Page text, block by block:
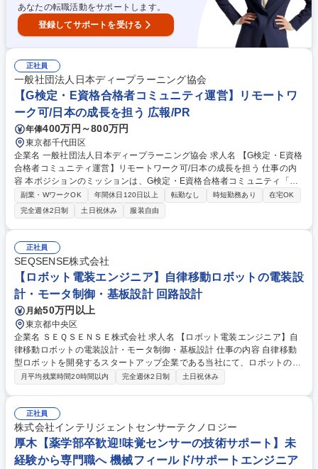
あなたの転職活動をサポートします。
登録してサポートを受ける
正社員
一般社団法人日本ディープラーニング協会
【G検定・E資格合格者コミュニティ運営】リモートワ
ーク可/日本の成長を担う 広報/PR
年俸400万円～800万円
東京都千代田区
企業名 一般社団法人日本ディープラーニング協会 求人名 【G検定・E資格
合格者コミュニティ運営】リモートワーク可/日本の成長を担う 仕事の内
容 本ポジションのミッションは、G検定・E資格合格者コミュニティ「CD
LE」における各種施策が、継続的かつ安定的に回り続ける運用体制を確立
することです。 セミナーやイベント、講師派遣など複数の施策を横断しな
がら、進捗管理・契約／精算対応・業務フロー整理を通じて安定的なコミ
ュニティ運営を担っていただくとともに、事務局内外のハブとして施策推
進・実行いただきます。【具体的には】・セミナー/イベント/支援施策の
進捗管理シート更新・進捗リマインド・取引先との契約書対応・請求/支
払/精算情報の整理・事務局連携・メンバーへのヒアリングによる業務実態
把握 等 募集職種 【G検定・E資格合格者コミュニティ運営】リモートワー
ク可/日本の成長を担う
副業・WワークOK 年間休日120日以上 転勤なし 時短勤務あり
在宅OK
完全週休2日制
土日祝休み 服装自由
正社員
SEQSENSE株式会社
【ロボット電装エンジニア】自律移動ロボットの電装設
計・モータ制御・基板設計 回路設計
月給50万円以上
東京都中央区
企業名 ＳＥＱＳＥＮＳＥ株式会社 求人名 【ロボット電装エンジニア】自
律移動ロボットの電装設計・モータ制御・基板設計 仕事の内容 自律移動
型ロボットを開発するスタートアップ企業である当社にて、ロボットの電
装設計・回路設計をお任せします。 【業務内容の変更の範囲】当社業務全
基板設計（PWB設計 / アートワークベンダ調整） ■試作評価・不具合解
析・EMC対策 ■量産設計および品質改善 募集職種 【ロボット電装エンジ
ニア】自律移動ロボットの電装設計・モータ制御・基板設計
月平均残業時間20時間以内 完全週休2日制 土日祝休み
正社員
株式会社インテリジェントセンサーテクノロジー
厚木【薬学部卒歓迎!味覚センサーの技術サポート】未
経験から専門職へ 機械フィールド/サポートエンジニア